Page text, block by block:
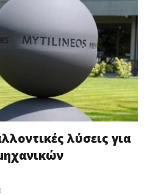
λύσεις για